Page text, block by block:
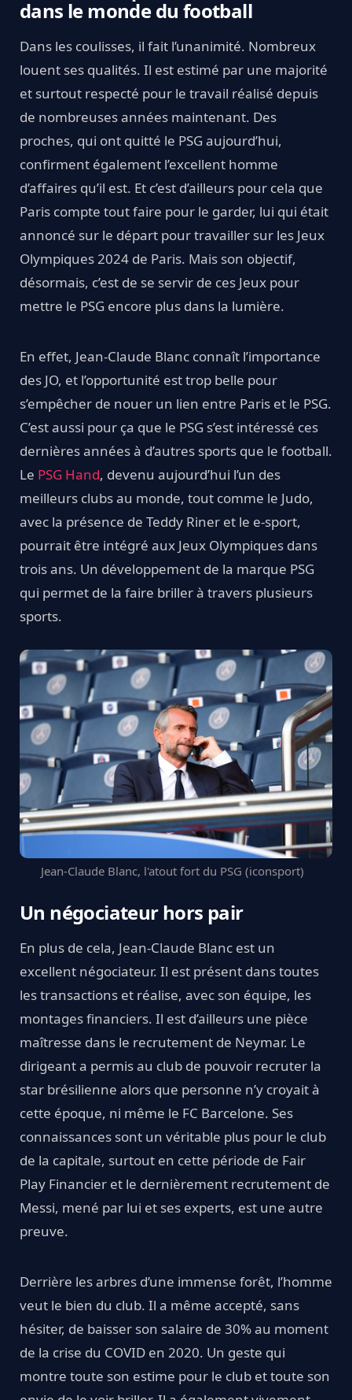
dans le monde du football
Dans les coulisses, il fait l’unanimité. Nombreux
louent ses qualités. Il est estimé par une majorité
et surtout respecté pour le travail réalisé depuis
de nombreuses années maintenant. Des
proches, qui ont quitté le PSG aujourd’hui,
confirment également l’excellent homme
d’affaires qu’il est. Et c’est d’ailleurs pour cela que
Paris compte tout faire pour le garder, lui qui était
annoncé sur le départ pour travailler sur les Jeux
Olympiques 2024 de Paris. Mais son objectif,
désormais, c’est de se servir de ces Jeux pour
mettre le PSG encore plus dans la lumière.
En effet, Jean-Claude Blanc connaît l’importance
des JO, et l’opportunité est trop belle pour
s’empêcher de nouer un lien entre Paris et le PSG.
C’est aussi pour ça que le PSG s’est intéressé ces
dernières années à d’autres sports que le football.
Le PSG Hand, devenu aujourd’hui l’un des
meilleurs clubs au monde, tout comme le Judo,
avec la présence de Teddy Riner et le e-sport,
pourrait être intégré aux Jeux Olympiques dans
trois ans. Un développement de la marque PSG
qui permet de la faire briller à travers plusieurs
sports.
Jean-Claude Blanc, l'atout fort du PSG (iconsport)
Un négociateur hors pair
En plus de cela, Jean-Claude Blanc est un
excellent négociateur. Il est présent dans toutes
les transactions et réalise, avec son équipe, les
montages financiers. Il est d’ailleurs une pièce
maîtresse dans le recrutement de Neymar. Le
dirigeant a permis au club de pouvoir recruter la
star brésilienne alors que personne n’y croyait à
cette époque, ni même le FC Barcelone. Ses
connaissances sont un véritable plus pour le club
de la capitale, surtout en cette période de Fair
Play Financier et le dernièrement recrutement de
Messi, mené par lui et ses experts, est une autre
preuve.
Derrière les arbres d’une immense forêt, l’homme
veut le bien du club. Il a même accepté, sans
hésiter, de baisser son salaire de 30% au moment
de la crise du COVID en 2020. Un geste qui
montre toute son estime pour le club et toute son